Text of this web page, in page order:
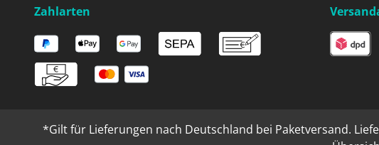
Zahlarten
*Gilt für Lieferungen nach Deutschland bei Paketversand.